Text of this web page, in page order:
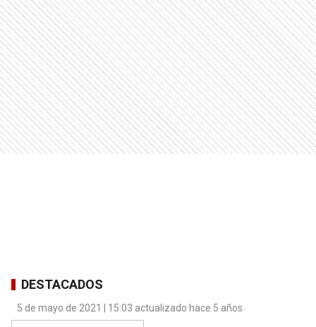
DESTACADOS
5 de mayo de 2021 | 15:03 actualizado hace 5 años